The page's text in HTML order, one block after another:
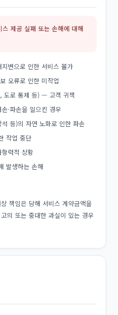
제공 실패 또는 손해에 대해
지변으로 인한 서비스 불가
오류로 인한 미작업
도로 통제 등) — 고객 귀책
·파손을 일으킨 경우
등)의 자연 노화로 인한 파손
작업 중단
항력적 상황
발생하는 손해
책임은 당해 서비스 계약금액을
의 또는 중대한 과실이 있는 경우